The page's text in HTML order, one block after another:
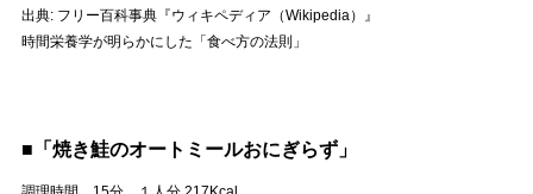
出典: フリー百科事典『ウィキペディア（Wikipedia）』
時間栄養学が明らかにした「食べ方の法則」
■「焼き鮭のオートミールおにぎらず」